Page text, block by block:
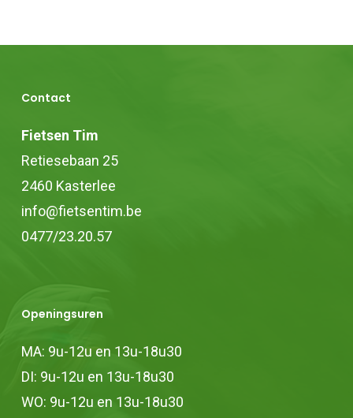
Contact
Fietsen Tim
Retiesebaan 25
2460 Kasterlee
info@fietsentim.be
0477/23.20.57
Openingsuren
MA: 9u-12u en 13u-18u30
DI: 9u-12u en 13u-18u30
WO: 9u-12u en 13u-18u30